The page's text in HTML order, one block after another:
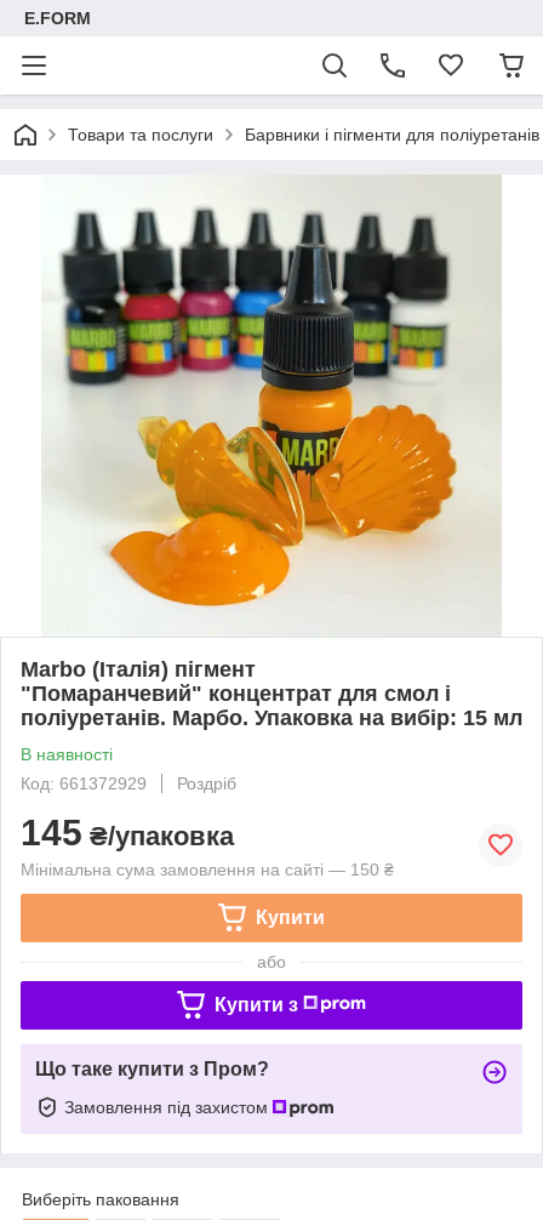
E.FORM
Товари та послуги Барвники і пігменти для поліуретанів
Marbo (Італія) пігмент
"Помаранчевий" концентрат для смол і
поліуретанів. Марбо. Упаковка на вибір: 15 мл
В наявності
Код: 661372929
Роздріб
145 ₴/упаковка
Мінімальна сума замовлення на сайті — 150 ₴
Купити
або
Купити з
Що таке купити з Пром?
Замовлення під захистом
Виберіть паковання